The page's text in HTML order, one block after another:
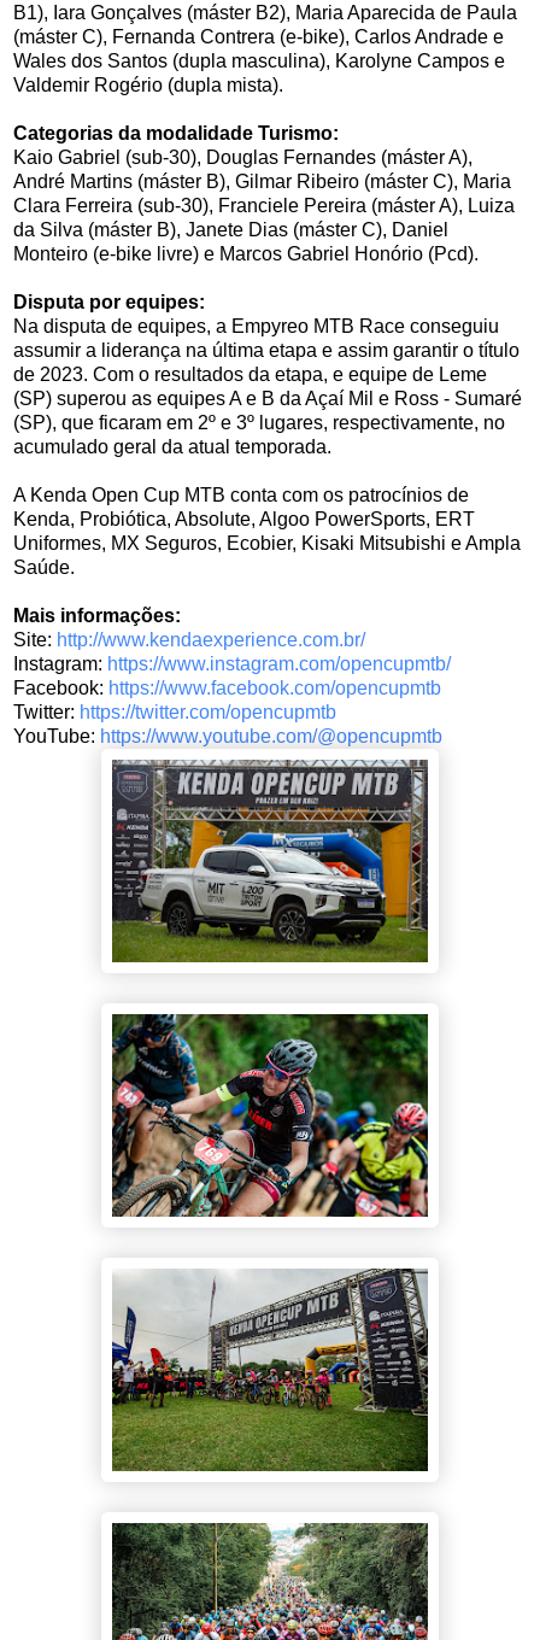
B1), Iara Gonçalves (máster B2), Maria Aparecida de Paula
(máster C), Fernanda Contrera (e-bike), Carlos Andrade e
Wales dos Santos (dupla masculina), Karolyne Campos e
Valdemir Rogério (dupla mista).
Categorias da modalidade Turismo:
Kaio Gabriel (sub-30), Douglas Fernandes (máster A),
André Martins (máster B), Gilmar Ribeiro (máster C), Maria
Clara Ferreira (sub-30), Franciele Pereira (máster A), Luiza
da Silva (máster B), Janete Dias (máster C), Daniel
Monteiro (e-bike livre) e Marcos Gabriel Honório (Pcd).
Disputa por equipes:
Na disputa de equipes, a Empyreo MTB Race conseguiu
assumir a liderança na última etapa e assim garantir o título
de 2023. Com o resultados da etapa, e equipe de Leme
(SP) superou as equipes A e B da Açaí Mil e Ross - Sumaré
(SP), que ficaram em 2º e 3º lugares, respectivamente, no
acumulado geral da atual temporada.
A Kenda Open Cup MTB conta com os patrocínios de
Kenda, Probiótica, Absolute, Algoo PowerSports, ERT
Uniformes, MX Seguros, Ecobier, Kisaki Mitsubishi e Ampla
Saúde.
Mais informações:
Site: http://www.kendaexperience.com.br/
Instagram: https://www.instagram.com/opencupmtb/
Facebook: https://www.facebook.com/opencupmtb
Twitter: https://twitter.com/opencupmtb
YouTube: https://www.youtube.com/@opencupmtb